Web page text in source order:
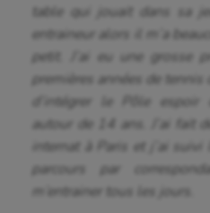
table qui jouait dans sa
entraineur alors il m’a
petit. J’ai eu une grosse
premières années de tennis
d’intégrer le Pôle espoir
autour de 14 ans. J’ai fait
internat à Paris et j’ai
parcours par
m’entrainer tous les jours.